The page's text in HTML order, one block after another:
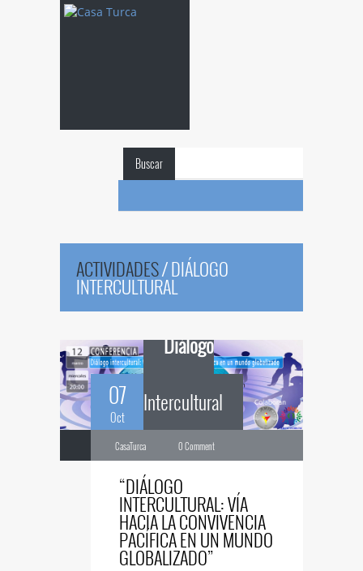
Buscar
ACTIVIDADES/DIÁLOGO
INTERCULTURAL
07
Oct
Diálogo
Intercultural
CasaTurca 0 Comment
“DIÁLOGO
INTERCULTURAL: VÍA
HACIA LA CONVIVENCIA
PACÍFICA EN UN MUNDO
GLOBALIZADO”